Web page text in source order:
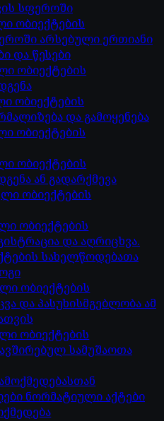
სფეროში
ობიექტების
არსებული ერთიანი
და წესები
ობიექტების
ობიექტების
და გამოყენება
ობიექტების
ობიექტების
ან გადარქმევა
ობიექტების
ობიექტების
და აღრიცხვა.
სახელწოდებათა
ობიექტების
და პასუხისმგებლობა ამ
ობიექტების
სამუშაოთა
ნორმატიული აქტები